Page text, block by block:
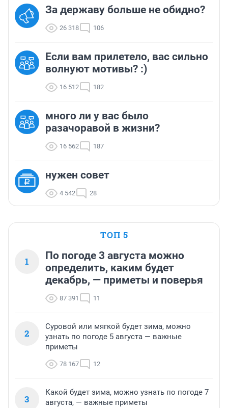
За державу больше не обидно?
26 318 106
Если вам прилетело, вас сильно
волнуют мотивы? :)
16 512 182
много ли у вас было
разачоравой в жизни?
16 562 187
нужен совет
4 542 28
ТОП 5
1
По погоде 3 августа можно
определить, каким будет
декабрь, — приметы и поверья
87 391 11
2
Суровой или мягкой будет зима, можно
узнать по погоде 5 августа — важные
приметы
78 167 12
3
Какой будет зима, можно узнать по погоде 7
августа, — важные приметы